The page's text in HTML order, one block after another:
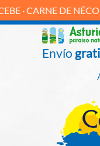
DE NÉCORA EN
Envío